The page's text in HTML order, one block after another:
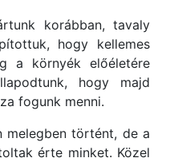
korábban, tavaly
hogy kellemes
a környék előéletére
hogy majd
fogunk menni.
melegben történt, de a
érte minket. Közel